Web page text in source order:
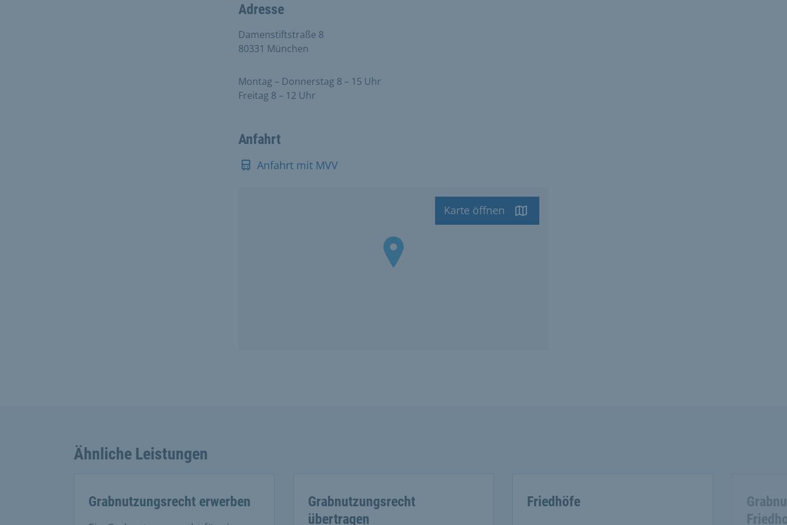
Adresse
Damenstiftstraße 8
80331 München
Montag – Donnerstag 8 – 15 Uhr
Freitag 8 – 12 Uhr
Anfahrt
Anfahrt mit MVV
Karte öffnen
Ähnliche Leistungen
Grabnutzungsrecht erwerben
Grabnutzungsrecht
übertragen
Friedhöfe